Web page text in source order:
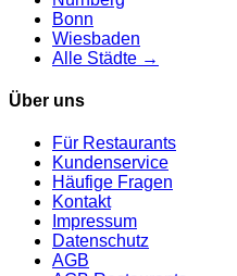
Bonn
Wiesbaden
Alle Städte →
Über uns
Für Restaurants
Kundenservice
Häufige Fragen
Kontakt
Impressum
Datenschutz
AGB